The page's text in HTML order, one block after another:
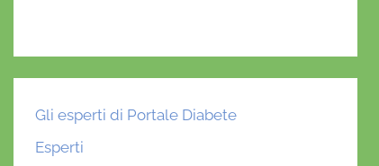
Gli esperti di Portale Diabete
Esperti